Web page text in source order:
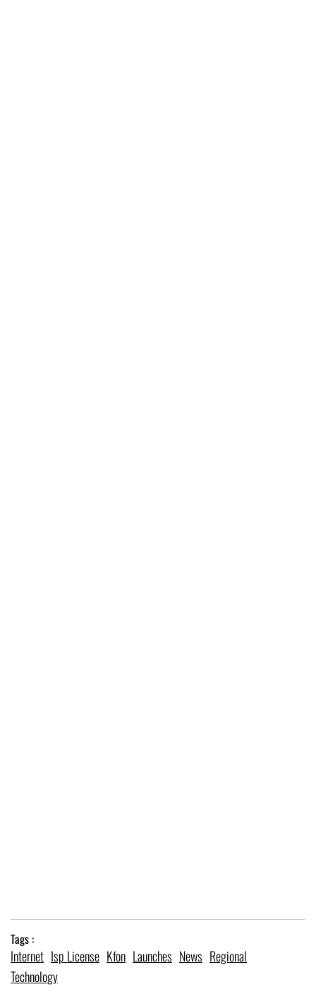
Tags :
Internet Isp License Kfon Launches News Regional
Technology